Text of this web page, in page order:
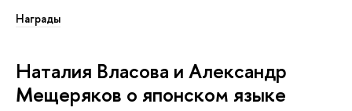
Награды
Наталия Власова и Александр
Мещеряков о японском языке